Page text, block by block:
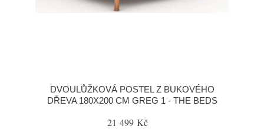
DVOULŮŽKOVÁ POSTEL Z BUKOVÉHO
DŘEVA 180X200 CM GREG 1 - THE BEDS
21 499 Kč